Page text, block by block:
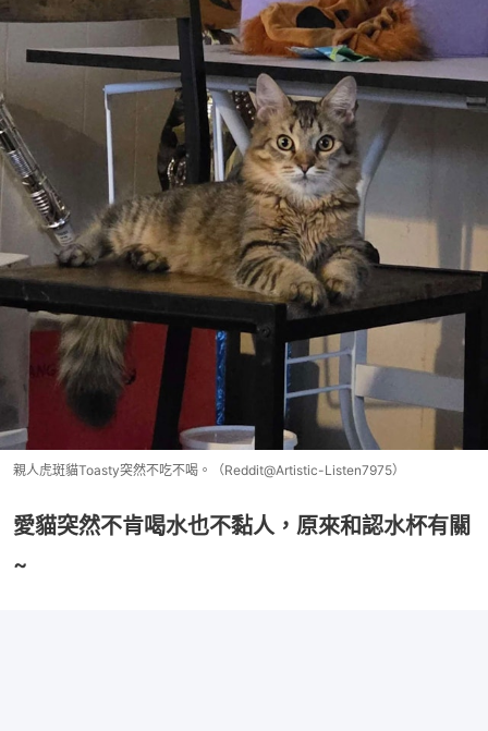
親人虎斑貓Toasty突然不吃不喝。（Reddit@Artistic-Listen7975）
愛貓突然不肯喝水也不黏人，原來和認水杯有關
~